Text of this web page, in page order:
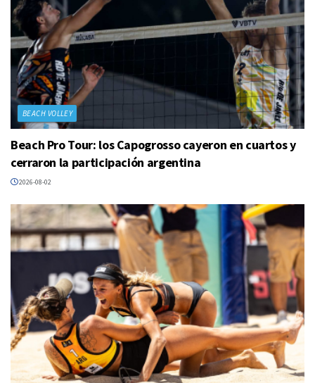
BEACH VOLLEY
Beach Pro Tour: los Capogrosso cayeron en cuartos y
cerraron la participación argentina
2026-08-02